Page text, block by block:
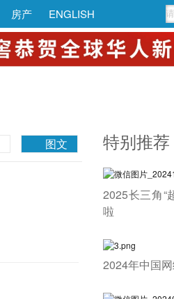
房产 ENGLISH
图文 特别推荐
2025长三角“
啦
2024年中国